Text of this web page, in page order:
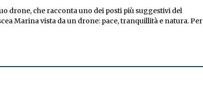
drone, che racconta uno dei posti più suggestivi del
Marina vista da un drone: pace, tranquillità e natura. Per